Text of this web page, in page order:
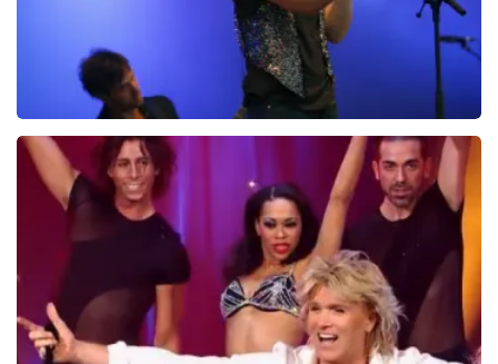
heeft gehad. Met vriendelijke groeten, Joost
Ilse DeLange
274+
BEKIJKEN